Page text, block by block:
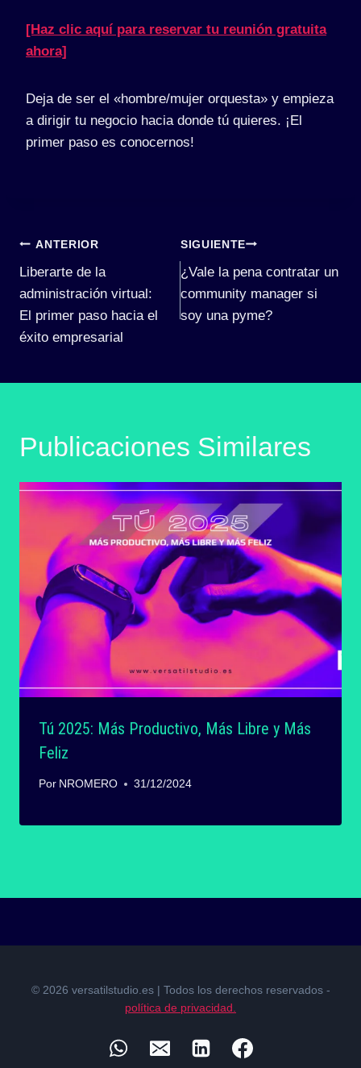
[Haz clic aquí para reservar tu reunión gratuita
ahora]
Deja de ser el «hombre/mujer orquesta» y empieza
a dirigir tu negocio hacia donde tú quieres. ¡El
primer paso es conocernos!
Navegación
de
entradas
ANTERIOR
Liberarte de la
administración virtual:
El primer paso hacia el
éxito empresarial
SIGUIENTE
¿Vale la pena contratar un
community manager si
soy una pyme?
Publicaciones Similares
Tú 2025: Más Productivo, Más Libre y Más
Feliz
Por NROMERO 31/12/2024
© 2026 versatilstudio.es | Todos los derechos reservados -
política de privacidad.